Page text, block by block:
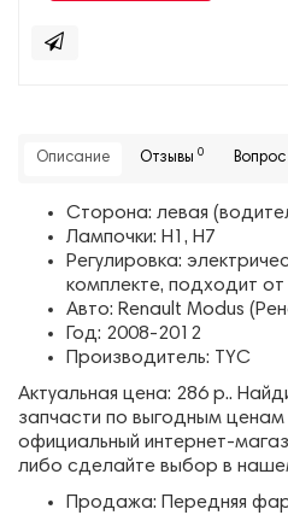
Описание Отзывы 0
Сторона: левая
Лампочки: H1, H7
Регулировка:
комплекте, подходит
Авто: Renault Modus
Год: 2008-2012
Производитель: TYC
Актуальная цена: 286 р..
запчасти по выгодным ценам
официальный интернет-
либо сделайте выбор в
Продажа: Передняя